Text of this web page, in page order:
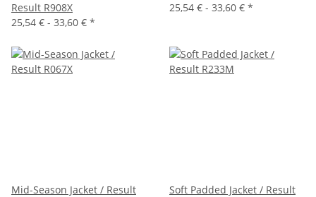
Result R908X
25,54 € - 33,60 € *
25,54 € - 33,60 € *
Mid-Season Jacket / Result
Soft Padded Jacket / Result